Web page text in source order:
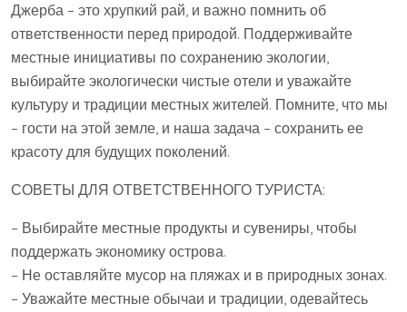
Джерба – это хрупкий рай, и важно помнить об
ответственности перед природой. Поддерживайте
местные инициативы по сохранению экологии,
выбирайте экологически чистые отели и уважайте
культуру и традиции местных жителей. Помните, что мы
– гости на этой земле, и наша задача – сохранить ее
красоту для будущих поколений.
СОВЕТЫ ДЛЯ ОТВЕТСТВЕННОГО ТУРИСТА:
– Выбирайте местные продукты и сувениры, чтобы
поддержать экономику острова.
– Не оставляйте мусор на пляжах и в природных зонах.
– Уважайте местные обычаи и традиции, одевайтесь